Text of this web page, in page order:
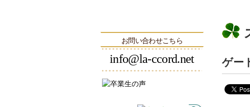
ゲー
お問い合わせこちら
info@la-ccord.net